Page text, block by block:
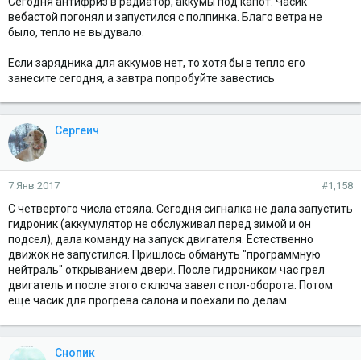
вебастой погонял и запустился с полпинка. Благо ветра не
было, тепло не выдувало.
Если зарядника для аккумов нет, то хотя бы в тепло его
занесите сегодня, а завтра попробуйте завестись
Сергеич
7 Янв 2017 #1,158
С четвертого числа стояла. Сегодня сигналка не дала запустить
гидроник (аккумулятор не обслуживал перед зимой и он
подсел), дала команду на запуск двигателя. Естественно
движок не запустился. Пришлось обмануть "программную
нейтраль" открыванием двери. После гидроником час грел
двигатель и после этого с ключа завел с пол-оборота. Потом
еще часик для прогрева салона и поехали по делам.
Снопик